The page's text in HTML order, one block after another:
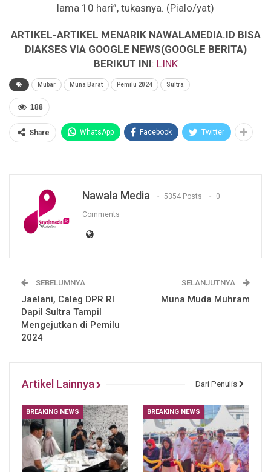
lama 10 hari”, tukasnya. (Pialo/yat)
ARTIKEL-ARTIKEL MENARIK NAWALAMEDIA.ID BISA
DIAKSES VIA GOOGLE NEWS(GOOGLE BERITA)
BERIKUT INI: LINK
Mubar Muna Barat Pemilu 2024 Sultra
188
Share WhatsApp Facebook Twitter
Nawala Media 5354 Posts 0
Comments
SEBELUMNYA
Jaelani, Caleg DPR RI
Dapil Sultra Tampil
Mengejutkan di Pemilu
2024
SELANJUTNYA
Muna Muda Muhram
Artikel Lainnya Dari Penulis
BREAKING NEWS BREAKING NEWS